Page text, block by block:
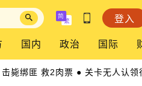
登入
国内 政治 国际
匪 救2肉票 ● 关卡无人认领行